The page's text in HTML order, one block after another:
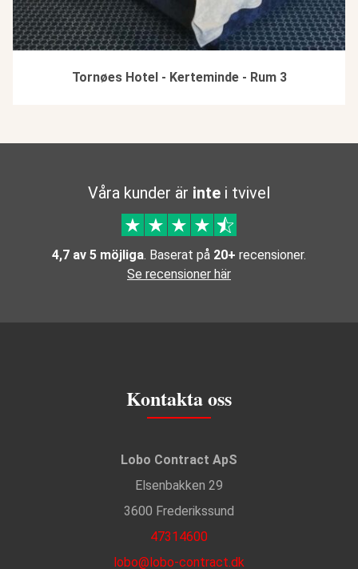
Tornøes Hotel - Kerteminde - Rum 3
Våra kunder är inte i tvivel
4,7 av 5 möjliga. Baserat på 20+ recensioner.
Se recensioner här
Kontakta oss
Lobo Contract ApS
Elsenbakken 29
3600 Frederikssund
47314600
lobo@lobo-contract.dk